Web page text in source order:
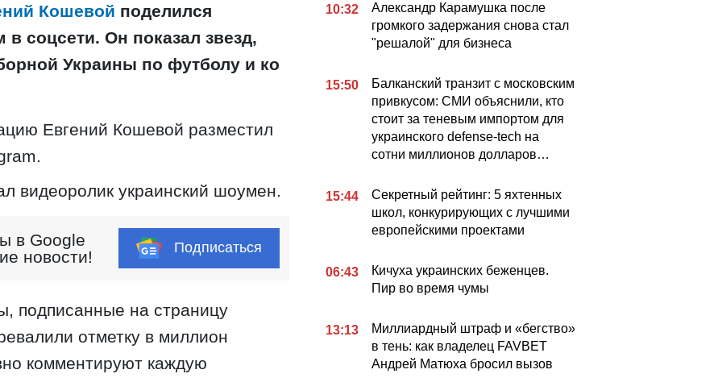
Кошевой поделился
соцсети. Он показал звезд,
Украины по футболу и ко
Евгений Кошевой разместил
видеоролик украинский шоумен.
в Google
новости!
Подписаться
подписанные на страницу
отметку в миллион
комментируют каждую
10:32
Александр Карамушка после
громкого задержания снова стал
"решалой" для бизнеса
15:50
Балканский транзит с московским
привкусом: СМИ объяснили, кто
стоит за теневым импортом для
украинского defense-tech на
сотни миллионов долларов…
15:44
Секретный рейтинг: 5 яхтенных
школ, конкурирующих с лучшими
европейскими проектами
06:43
Кичуха украинских беженцев.
Пир во время чумы
13:13
Миллиардный штраф и «бегство»
в тень: как владелец FAVBET
Андрей Матюха бросил вызов